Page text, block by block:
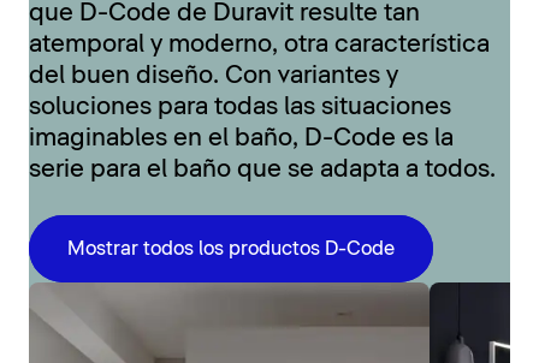
que D-Code de Duravit resulte tan
atemporal y moderno, otra característica
del buen diseño. Con variantes y
soluciones para todas las situaciones
imaginables en el baño, D-Code es la
serie para el baño que se adapta a todos.
Mostrar todos los productos D-Code